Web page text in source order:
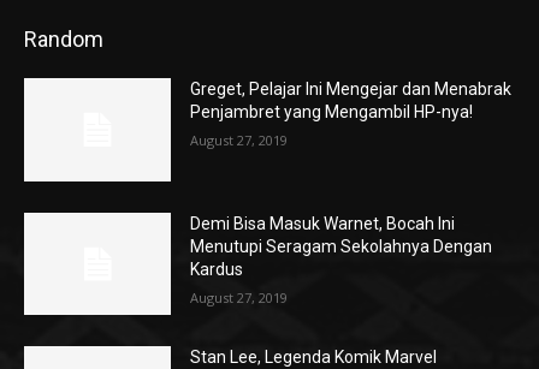
Random
Greget, Pelajar Ini Mengejar dan Menabrak
Penjambret yang Mengambil HP-nya!
August 27, 2019
Demi Bisa Masuk Warnet, Bocah Ini
Menutupi Seragam Sekolahnya Dengan
Kardus
August 27, 2019
Stan Lee, Legenda Komik Marvel